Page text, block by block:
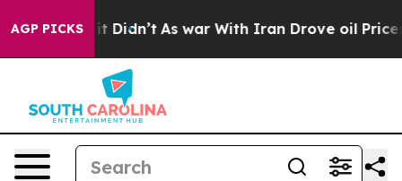
AGP PICKS
Well, it Didn’t As war With Iran Drove oil Prices